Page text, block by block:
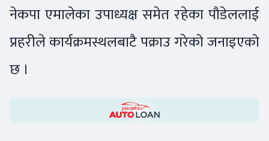
नेकपा एमालेका उपाध्यक्ष समेत रहेका पौडेललाई
प्रहरीले कार्यक्रमस्थलबाटै पक्राउ गरेको जनाइएको
छ ।